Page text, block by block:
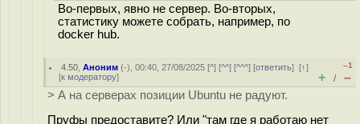
Во-первых, явно не сервер. Во-вторых,
статистику можете собрать, например, по
docker hub.
4.50 ,Аноним (-), 00:40, 27/08/2025 [^] [^^] [^^^] [ответить][↑]
[к модератору]
–1
+ / –
> А на серверах позиции Ubuntu не радуют.
Пруфы предоставите? Или "там где я работаю нет